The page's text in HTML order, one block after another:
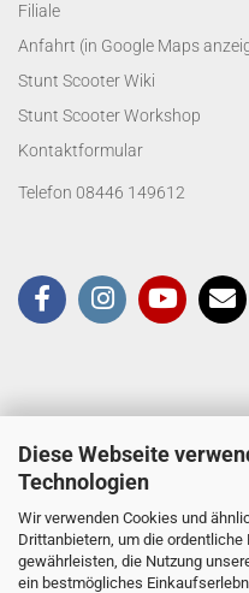
Diese Webseite
Technologien
Wir verwenden Cookies und
Drittanbietern, um die
gewährleisten, die Nutzung
ein bestmögliches
Filiale
Anfahrt (in Google Maps
Stunt Scooter Wiki
Stunt Scooter Workshop
Kontaktformular
Telefon 08446 149612